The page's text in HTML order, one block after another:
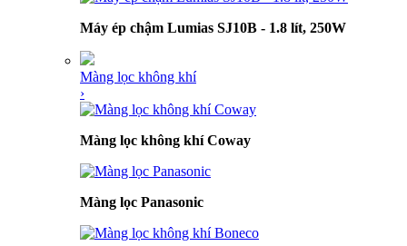
Máy ép chậm Lumias SJ10B - 1.8 lít, 250W
Màng lọc không khí
›
Màng lọc không khí Coway
Màng lọc Panasonic